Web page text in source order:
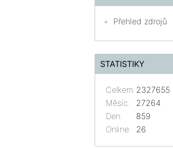
Přehled zdrojů
STATISTIKY
Online: 26
Celkem: 2327655
Měsíc:
27264
Den:
859